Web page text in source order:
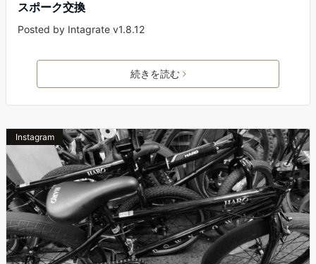
スポーク交換
Posted by Intagrate v1.8.12
続きを読む
Instagram